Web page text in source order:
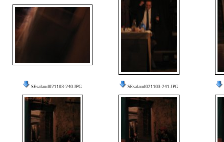
SEsalaud021103-240.JPG SEsalaud021103-241.JPG